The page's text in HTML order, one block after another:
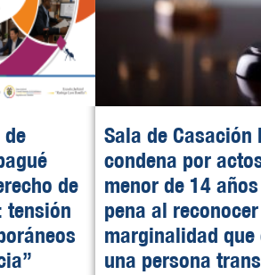
de
tensión
Sala de Casación
condena por
menor de 14
pena al
marginalidad que
una persona trans